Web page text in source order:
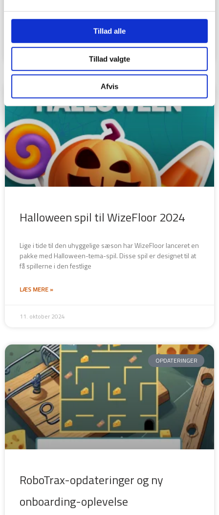
Tillad alle
Tillad valgte
Afvis
Halloween spil til WizeFloor 2024
Lige i tide til den uhyggelige sæson har WizeFloor lanceret en
pakke med Halloween-tema-spil. Disse spil er designet til at
få spillerne i den festlige
LÆS MERE »
11. oktober 2024
OPDATERINGER
RoboTrax-opdateringer og ny
onboarding-oplevelse